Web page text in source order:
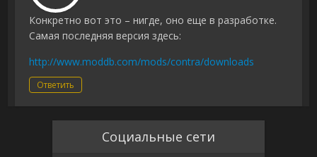
Конкретно вот это – нигде, оно еще в разработке.
Самая последняя версия здесь:
http://www.moddb.com/mods/contra/downloads
Ответить
Социальные сети